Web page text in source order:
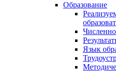
Образование
Язык